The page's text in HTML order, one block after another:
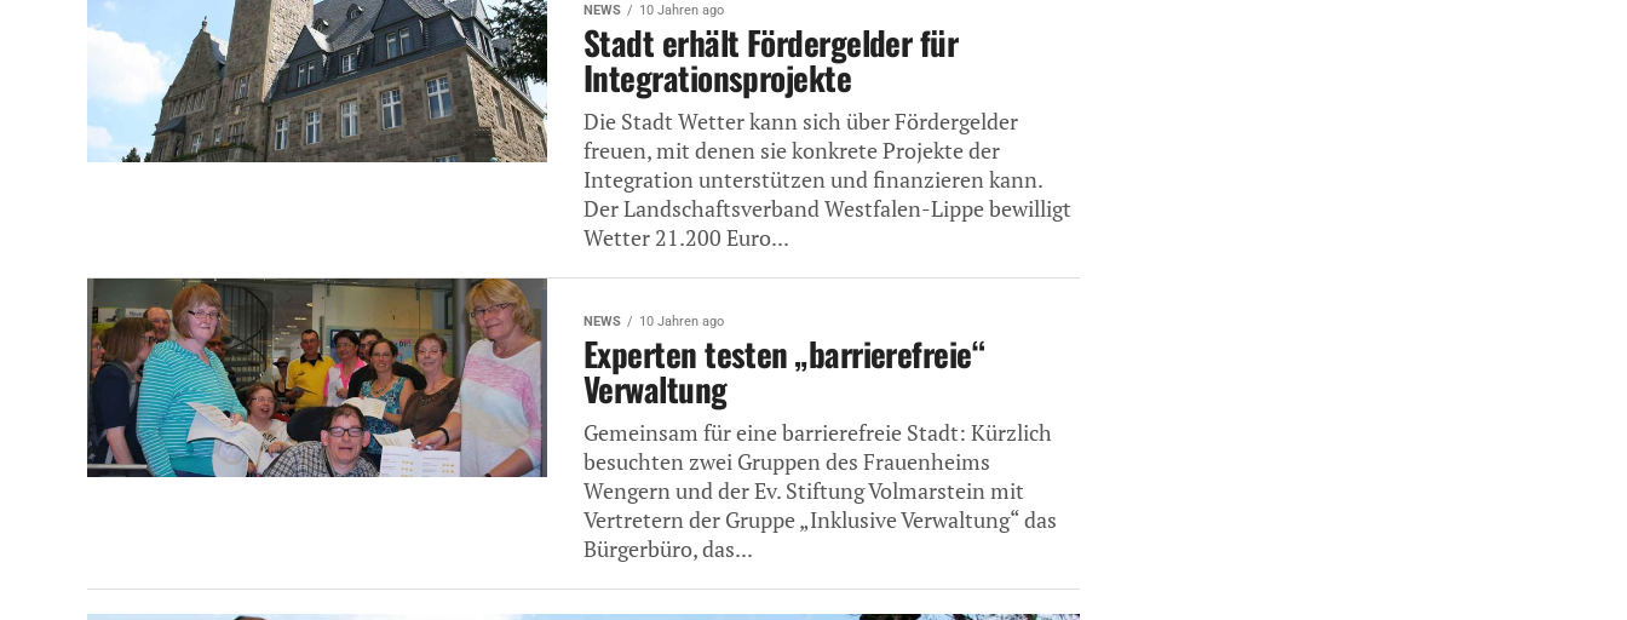
NEWS 10 Jahren ago
Stadt erhält Fördergelder für
Integrationsprojekte
Die Stadt Wetter kann sich über Fördergelder
freuen, mit denen sie konkrete Projekte der
Integration unterstützen und finanzieren kann.
Der Landschaftsverband Westfalen-Lippe bewilligt
Wetter 21.200 Euro...
NEWS 10 Jahren ago
Experten testen „barrierefreie“
Verwaltung
Gemeinsam für eine barrierefreie Stadt: Kürzlich
besuchten zwei Gruppen des Frauenheims
Wengern und der Ev. Stiftung Volmarstein mit
Vertretern der Gruppe „Inklusive Verwaltung“ das
Bürgerbüro, das...